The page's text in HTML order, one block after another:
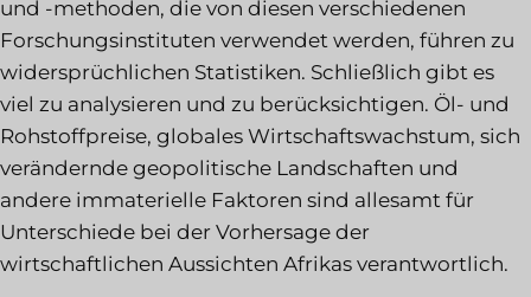
und -methoden, die von diesen verschiedenen
Forschungsinstituten verwendet werden, führen zu
widersprüchlichen Statistiken. Schließlich gibt es
viel zu analysieren und zu berücksichtigen. Öl- und
Rohstoffpreise, globales Wirtschaftswachstum, sich
verändernde geopolitische Landschaften und
andere immaterielle Faktoren sind allesamt für
Unterschiede bei der Vorhersage der
wirtschaftlichen Aussichten Afrikas verantwortlich.